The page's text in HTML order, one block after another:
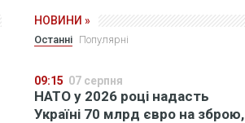
НОВИНИ »
Останні Популярні
09:15 07 серпня
НАТО у 2026 році надасть
Україні 70 млрд євро на зброю,